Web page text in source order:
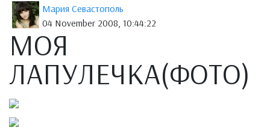
Мария Севастополь
04 November 2008, 10:44:22
МОЯ
ЛАПУЛЕЧКА(ФОТО)